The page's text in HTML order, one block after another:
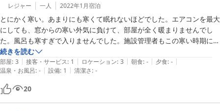
レジャー 一人 2022年1月宿泊
とにかく寒い。あまりにも寒くて眠れないほどでした。エアコンを最大
にしても、窓からの寒い外気に負けて、部屋が全く暖まりませんでし
た。風呂も寒すぎで入りませんでした。施設管理者もこの寒い時期に泊
まってみたほうがいいですよ。倶知安の他のホテルでこんなに寒いこと
はありませんでした。毛布もなしでした。最低です。
ひどすぎます。
続きを読む
部屋: 3 | 接客・サービス: 1 | ロケーション: 3 | 朝食: - | 夕食: - |
温泉・お風呂: - | 設備: 1 | 清潔さ: -
20